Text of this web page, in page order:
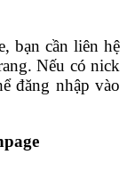
bạn cần liên hệ
Nếu có nick
đăng nhập vào